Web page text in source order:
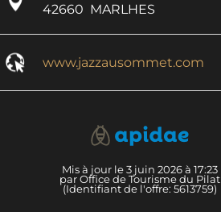
42660 MARLHES
www.jazzausommet.com
Mis à jour le 3 juin 2026 à 17:23
par Office de Tourisme du Pilat
(Identifiant de l'offre: 5613759)